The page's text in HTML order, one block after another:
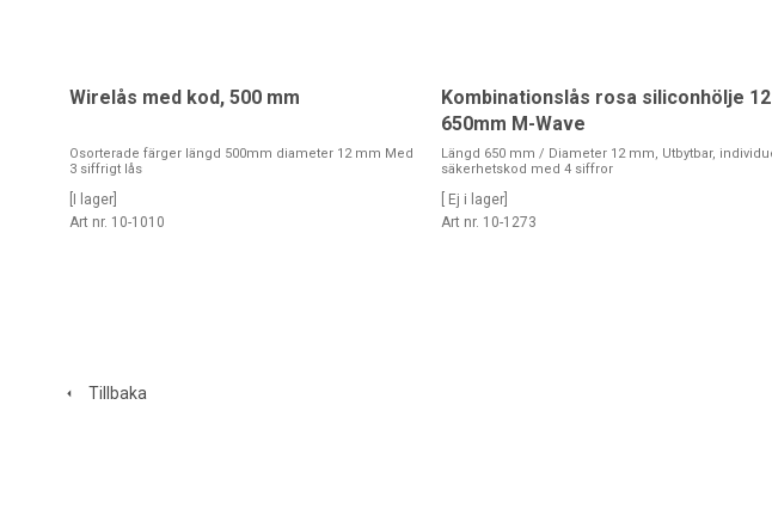
Wirelås med kod, 500 mm
Osorterade färger längd 500mm diameter 12 mm Med
3 siffrigt lås
[I lager]
Art nr. 10-1010
Kombinationslås rosa siliconhölje
650mm M-Wave
Längd 650 mm / Diameter 12 mm, Utbytbar,
säkerhetskod med 4 siffror
[ Ej i lager]
Art nr. 10-1273
Tillbaka